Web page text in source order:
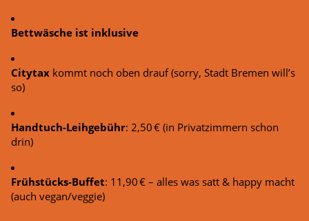
Bettwäsche ist inklusive
Citytax kommt noch oben drauf (sorry, Stadt Bremen will’s
so)
Handtuch-Leihgebühr: 2,50 € (in Privatzimmern schon
drin)
Frühstücks-Buffet: 11,90 € – alles was satt & happy macht
(auch vegan/veggie)